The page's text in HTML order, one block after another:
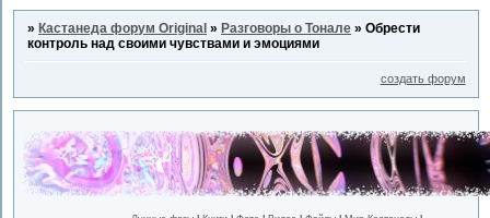
» Кастанеда форум Original » Разговоры о Тонале »Обрести
контроль над своими чувствами и эмоциями
создать форум